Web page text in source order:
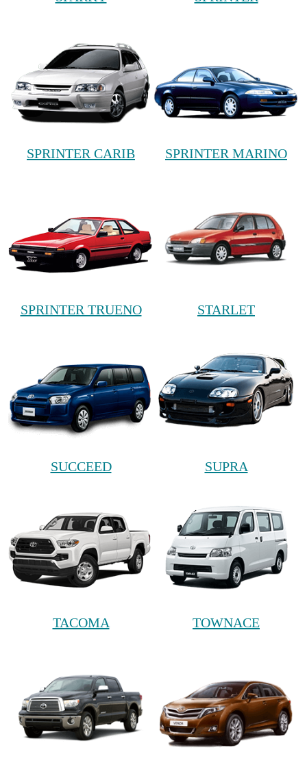
SPRINTER CARIB SPRINTER MARINO
SPRINTER TRUENO STARLET
SUCCEED SUPRA
TACOMA TOWNACE